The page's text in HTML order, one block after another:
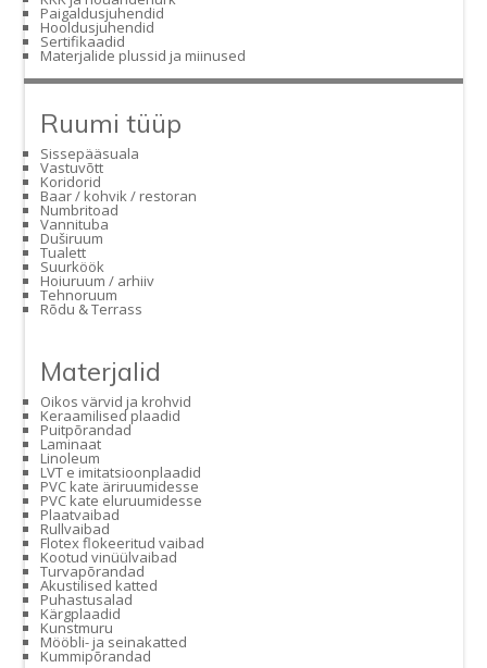
Paigaldusjuhendid
Hooldusjuhendid
Sertifikaadid
Materjalide plussid ja miinused
Ruumi tüüp
Sissepääsuala
Vastuvõtt
Koridorid
Baar / kohvik / restoran
Numbritoad
Vannituba
Duširuum
Tualett
Suurköök
Hoiuruum / arhiiv
Tehnoruum
Rõdu & Terrass
Materjalid
Oikos värvid ja krohvid
Keraamilised plaadid
Puitpõrandad
Laminaat
Linoleum
LVT e imitatsioonplaadid
PVC kate äriruumidesse
PVC kate eluruumidesse
Plaatvaibad
Rullvaibad
Flotex flokeeritud vaibad
Kootud vinüülvaibad
Turvapõrandad
Akustilised katted
Puhastusalad
Kärgplaadid
Kunstmuru
Mööbli- ja seinakatted
Kummipõrandad